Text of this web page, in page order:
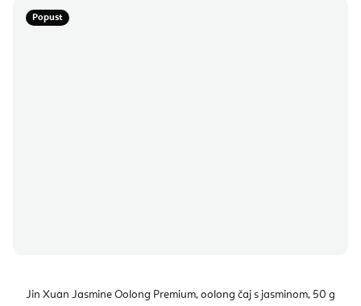
Popust
Jin Xuan Jasmine Oolong Premium, oolong čaj s jasminom, 50 g